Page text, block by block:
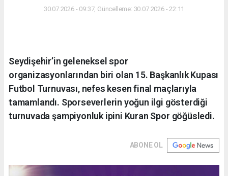
30.07.2026 - 09:37, Güncelleme: 30.07.2026 - 22:11
Seydişehir’in geleneksel spor
organizasyonlarından biri olan 15. Başkanlık Kupası
Futbol Turnuvası, nefes kesen final maçlarıyla
tamamlandı. Sporseverlerin yoğun ilgi gösterdiği
turnuvada şampiyonluk ipini Kuran Spor göğüsledi.
ABONE OL